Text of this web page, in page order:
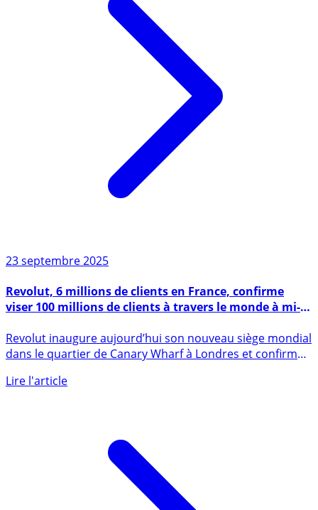
23 septembre 2025
viser 100 millions de clients à travers le monde à mi-
2027
Revolut inaugure aujourd’hui son nouveau siège mondial
dans le quartier de Canary Wharf à Londres et confirme